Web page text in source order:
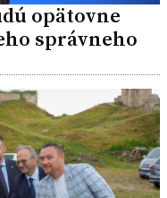
opätovne
správneho